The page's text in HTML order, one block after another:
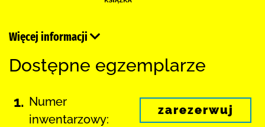
Więcej informacji
Dostępne egzemplarze
1. Numer
inwentarzowy:
zarezerwuj